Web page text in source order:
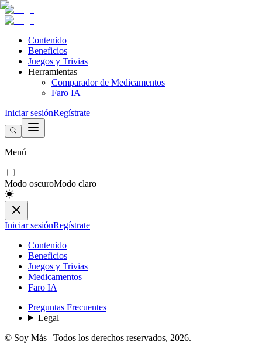
Contenido
Beneficios
Juegos y Trivias
Herramientas
Comparador de Medicamentos
Faro IA
Iniciar sesiónRegístrate
Menú
Modo oscuroModo claro
Iniciar sesiónRegístrate
Contenido
Beneficios
Juegos y Trivias
Medicamentos
Faro IA
Preguntas Frecuentes
Legal
© Soy Más | Todos los derechos reservados, 2026.